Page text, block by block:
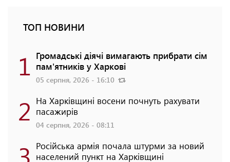
ТОП НОВИНИ
1 Громадські діячі вимагають прибрати сім
пам'ятників у Харкові
05 серпня, 2026 - 16:10
2 На Харківщині восени почнуть рахувати
пасажирів
04 серпня, 2026 - 08:11
3 Російська армія почала штурми за новий
населений пункт на Харківщині